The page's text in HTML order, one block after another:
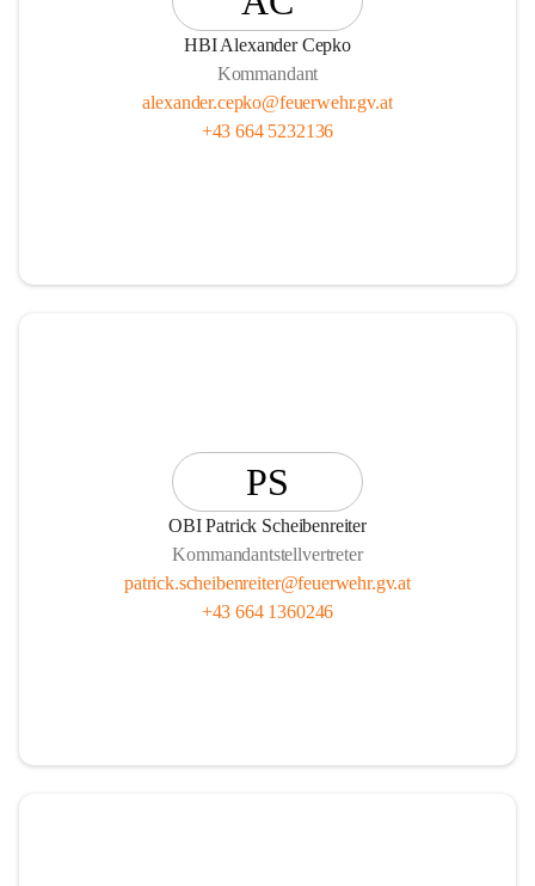
HBI Alexander Cepko
Kommandant
alexander.cepko@feuerwehr.gv.at
+43 664 5232136
PS
OBI Patrick Scheibenreiter
Kommandantstellvertreter
patrick.scheibenreiter@feuerwehr.gv.at
+43 664 1360246